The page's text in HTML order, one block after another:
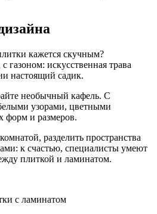
кажется скучным?
газоном: искусственная трава
настоящий садик.
необычный кафель. С
узорами, цветными
форм и размеров.
разделить пространства
к счастью, специалисты умеют
плиткой и ламинатом.
с ламинатом